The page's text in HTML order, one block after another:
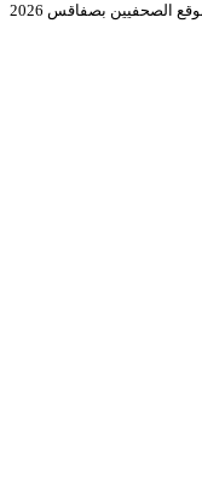
الصحفيين بصفاقس 2026